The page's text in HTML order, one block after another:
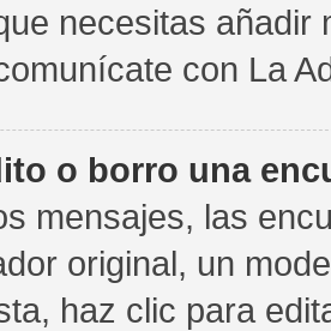
necesitas añadir
con La
o borro una
mensajes, las
original, un
haz clic para